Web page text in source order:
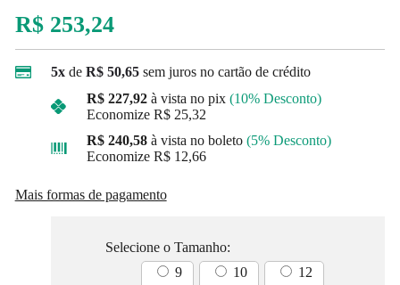
R$ 253,24
5xde R$ 50,65 sem juros no cartão de crédito
R$ 227,92 à vista no pix (10% Desconto)
Economize R$ 25,32
R$ 240,58 à vista no boleto (5% Desconto)
Economize R$ 12,66
Mais formas de pagamento
Selecione o Tamanho:
9
10 12